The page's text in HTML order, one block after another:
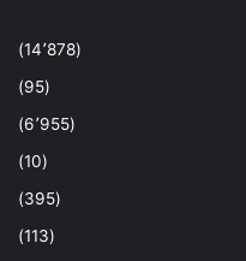
(14٬878)
(95)
(6٬955)
(10)
(395)
(113)